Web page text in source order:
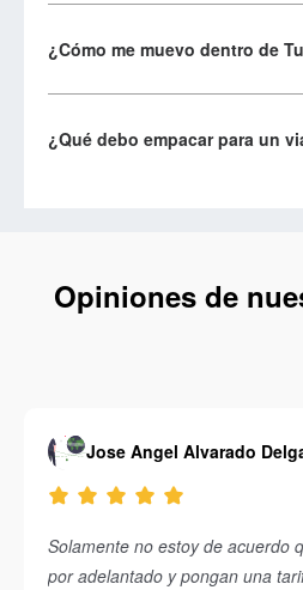
¿Cómo me muevo dentro de
¿Qué debo empacar para un
Opiniones de
Jose Angel Alvarado
Solamente no estoy de acuerdo
por adelantado y pongan una